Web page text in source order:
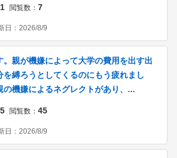
1 閲覧数： 7
日： 2026/8/9
。親が機嫌によって大学の費用を出す出
を縛ろうとしてくるのにもう疲れまし
の機嫌によるネグレクトがあり、...
5 閲覧数： 45
日： 2026/8/9